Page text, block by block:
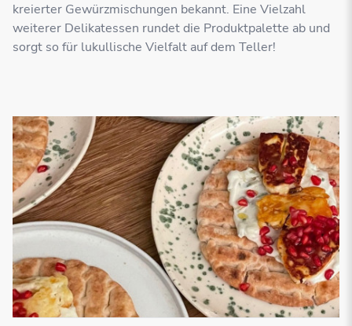
kreierter Gewürzmischungen bekannt. Eine Vielzahl
weiterer Delikatessen rundet die Produktpalette ab und
sorgt so für lukullische Vielfalt auf dem Teller!